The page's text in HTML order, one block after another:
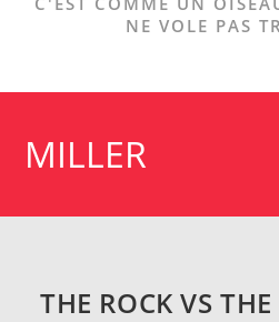
NE VOLE PAS
MILLER
THE ROCK VS